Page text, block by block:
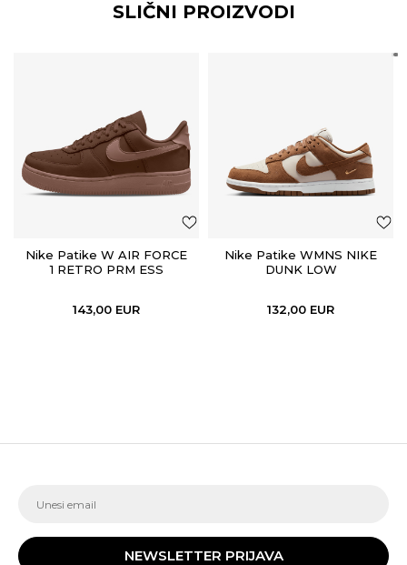
SLIČNI PROIZVODI
Nike Patike W AIR FORCE
1 RETRO PRM ESS
143,00 EUR
Nike Patike WMNS NIKE
DUNK LOW
132,00 EUR
NEWSLETTER PRIJAVA